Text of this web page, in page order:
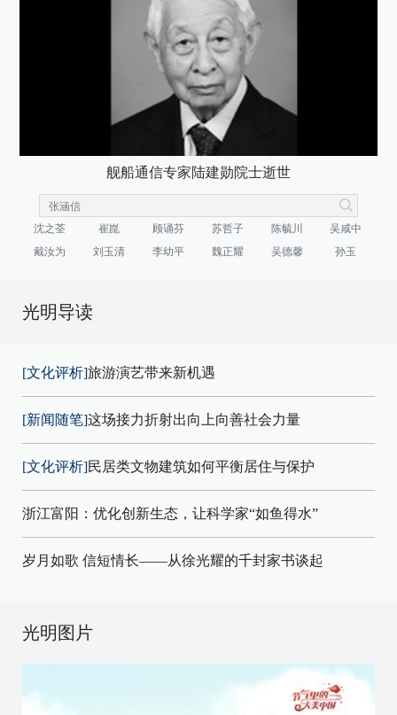
舰船通信专家陆建勋院士逝世
沈之荃 崔崑 顾诵芬 苏哲子 陈毓川
吴咸中
戴汝为
刘玉清 李幼平 魏正耀 吴德馨 孙玉
光明导读
[文化评析]旅游演艺带来新机遇
[新闻随笔]这场接力折射出向上向善社会力量
[文化评析]民居类文物建筑如何平衡居住与保护
浙江富阳：优化创新生态，让科学家“如鱼得水”
岁月如歌 信短情长——从徐光耀的千封家书谈起
光明图片